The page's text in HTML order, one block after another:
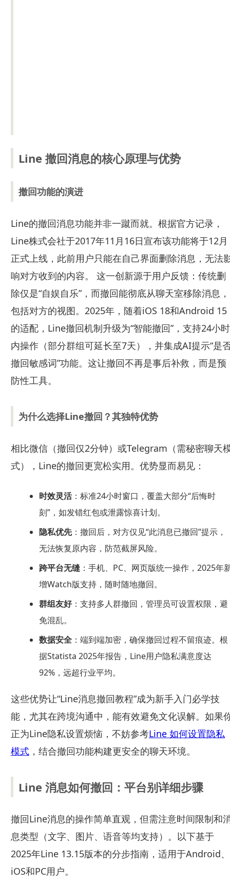
Line 撤回消息的核心原理与优势
撤回功能的演进
Line的撤回消息功能并非一蹴而就。根据官方记录，
Line株式会社于2017年11月16日宣布该功能将于12月
正式上线，此前用户只能在自己界面删除消息，无法
响对方收到的内容。 这一创新源于用户反馈：传统删
除仅是“自娱自乐”，而撤回能彻底从聊天室移除消息，
包括对方的视图。2025年，随着iOS 18和Android 15
的适配，Line撤回机制升级为“智能撤回”，支持24小时
内操作（部分群组可延长至7天），并集成AI提示“是
撤回敏感词”功能。这让撤回不再是事后补救，而是预
防性工具。
为什么选择Line撤回？其独特优势
相比微信（撤回仅2分钟）或Telegram（需秘密聊天
式），Line的撤回更宽松实用。优势显而易见：
时效灵活：标准24小时窗口，覆盖大部分“后悔时
刻”，如发错红包或泄露惊喜计划。
隐私优先：撤回后，对方仅见“此消息已撤回”提示，
无法恢复原内容，防范截屏风险。
跨平台无缝：手机、PC、网页版统一操作，2025年
增Watch版支持，随时随地撤回。
群组友好：支持多人群撤回，管理员可设置权限，避
免混乱。
数据安全：端到端加密，确保撤回过程不留痕迹。根
据Statista 2025年报告，Line用户隐私满意度达
92%，远超行业平均。
这些优势让“Line消息撤回教程”成为新手入门必学技
能，尤其在跨境沟通中，能有效避免文化误解。如果
正为Line隐私设置烦恼，不妨参考Line 如何设置隐私
模式，结合撤回功能构建更安全的聊天环境。
Line 消息如何撤回：平台别详细步骤
撤回Line消息的操作简单直观，但需注意时间限制和
息类型（文字、图片、语音等均支持）。以下基于
2025年Line 13.15版本的分步指南，适用于Android、
iOS和PC用户。